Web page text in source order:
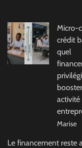
Micro-
crédit
quel
activité
Marise
Le financement reste